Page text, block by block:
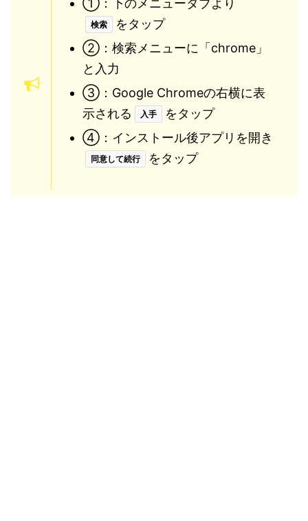
①：下のメニュータブより
検索
をタップ
②：検索メニューに「chrome」
と入力
③：Google Chromeの右横に表
示される
入手
をタップ
④：インストール後アプリを開き
同意して続行 をタップ